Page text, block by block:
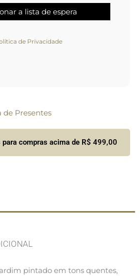
de Privacidade
de Presentes
para compras acima de R$ 499,00
pintado em tons quentes,